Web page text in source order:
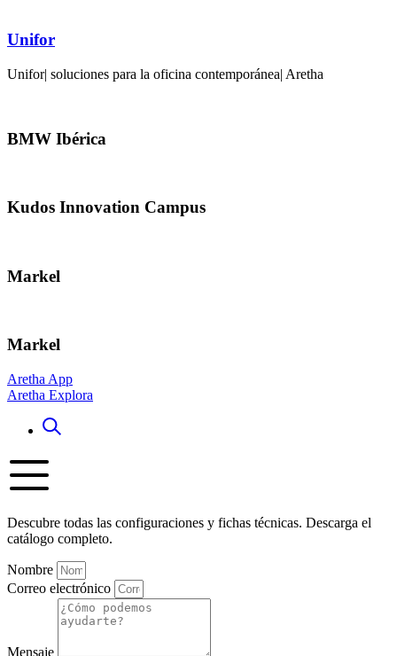
Unifor
Unifor| soluciones para la oficina contemporánea| Aretha
BMW Ibérica
Kudos Innovation Campus
Markel
Markel
Aretha App
Aretha Explora
Descubre todas las configuraciones y fichas técnicas. Descarga el
catálogo completo.
Nombre
Correo electrónico
Mensaje